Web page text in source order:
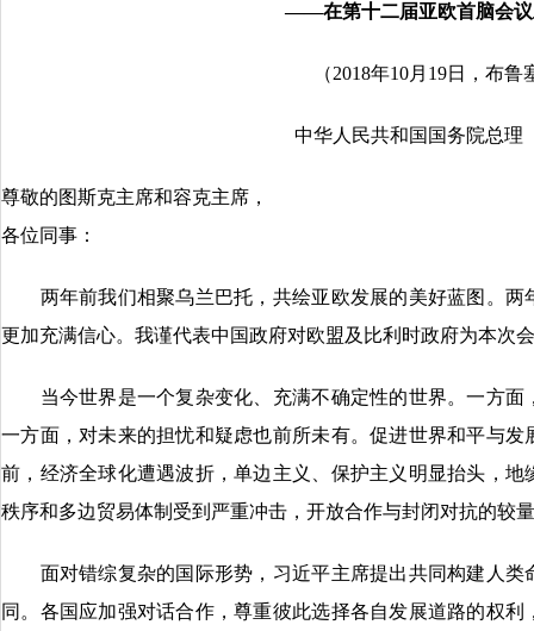
——在第十二届亚欧首脑会议
（2018年10月19日，布鲁
中华人民共和国国务院总
尊敬的图斯克主席和容克主席，
各位同事：
两年前我们相聚乌兰巴托，共绘亚欧发展的美好蓝图。两
更加充满信心。我谨代表中国政府对欧盟及比利时政府为本次
当今世界是一个复杂变化、充满不确定性的世界。一方面
一方面，对未来的担忧和疑虑也前所未有。促进世界和平与
前，经济全球化遭遇波折，单边主义、保护主义明显抬头，
秩序和多边贸易体制受到严重冲击，开放合作与封闭对抗的较
面对错综复杂的国际形势，习近平主席提出共同构建人类
同。各国应加强对话合作，尊重彼此选择各自发展道路的权